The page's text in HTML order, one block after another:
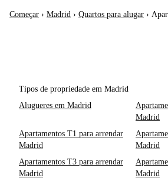
Começar › Madrid › Quartos para alugar ›
Tipos de propriedade em Madrid
Alugueres em Madrid
Madrid
Apartamentos T1 para arrendar
Madrid
Madrid
Apartamentos T3 para arrendar
Madrid
Madrid